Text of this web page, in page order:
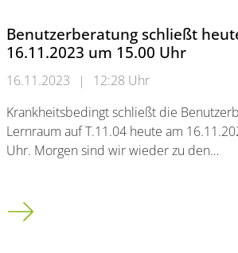
Benutzerberatung schließt
16.11.2023 um 15.00 Uhr
16.11.2023 |
12:28 Uhr
Krankheitsbedingt schließt die
Lernraum auf T.11.04 heute am
Uhr. Morgen sind wir wieder zu den…
Benutzerberatung schließt heute am